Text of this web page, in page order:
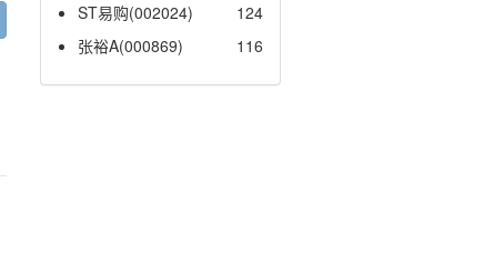
ST易购(002024)
124
张裕A(000869)
116